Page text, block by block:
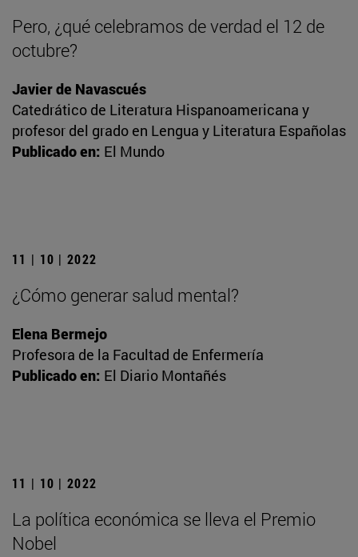
Pero, ¿qué celebramos de verdad el 12 de
octubre?
Javier de Navascués
Catedrático de Literatura Hispanoamericana y
profesor del grado en Lengua y Literatura Españolas
Publicado en: El Mundo
11 | 10 | 2022
¿Cómo generar salud mental?
Elena Bermejo
Profesora de la Facultad de Enfermería
Publicado en: El Diario Montañés
11 | 10 | 2022
La política económica se lleva el Premio
Nobel